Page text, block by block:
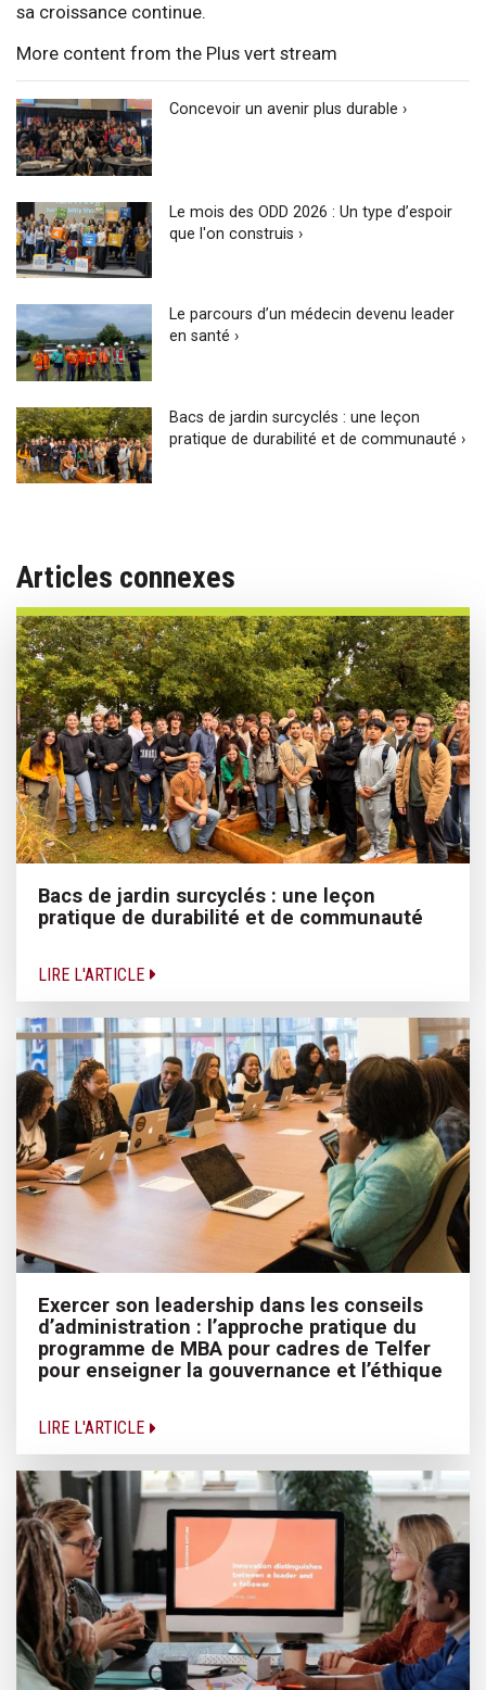
sa croissance continue.
More content from the Plus vert stream
Concevoir un avenir plus durable ›
Le mois des ODD 2026 : Un type d’espoir
que l'on construis ›
Le parcours d’un médecin devenu leader
en santé ›
Bacs de jardin surcyclés : une leçon
pratique de durabilité et de communauté ›
Articles connexes
Bacs de jardin surcyclés : une leçon
pratique de durabilité et de communauté
LIRE L'ARTICLE
Exercer son leadership dans les conseils
d’administration : l’approche pratique du
programme de MBA pour cadres de Telfer
pour enseigner la gouvernance et l’éthique
LIRE L'ARTICLE